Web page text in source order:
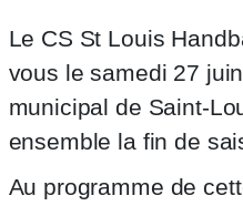
Le CS St Louis
vous le samedi 27
municipal de Saint-
ensemble la fin de
Au programme de